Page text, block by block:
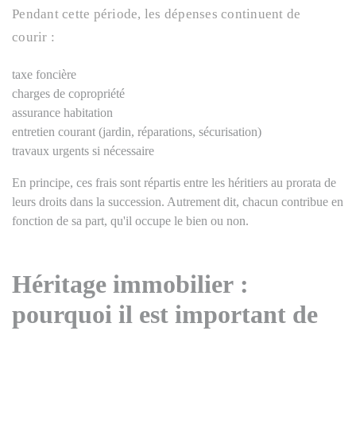
Pendant cette période, les dépenses continuent de
courir :
taxe foncière
charges de copropriété
assurance habitation
entretien courant (jardin, réparations, sécurisation)
travaux urgents si nécessaire
En principe, ces frais sont répartis entre les héritiers au prorata de
leurs droits dans la succession. Autrement dit, chacun contribue en
fonction de sa part, qu'il occupe le bien ou non.
Héritage immobilier :
pourquoi il est important de